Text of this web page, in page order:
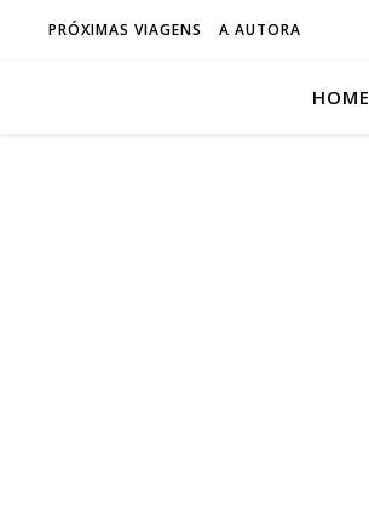
PRÓXIMAS VIAGENS A AUTORA
HOME